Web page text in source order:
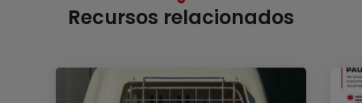
Recursos relacionados